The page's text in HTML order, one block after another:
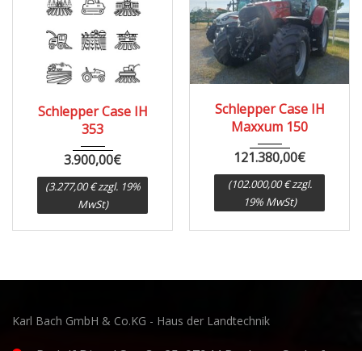
Schlepper Case IH
353
3.900,00€
(3.277,00 € zzgl. 19%
MwSt)
Schlepper Case IH
Maxxum 150
121.380,00€
(102.000,00 € zzgl.
19% MwSt)
Karl Bach GmbH & Co.KG - Haus der Landtechnik